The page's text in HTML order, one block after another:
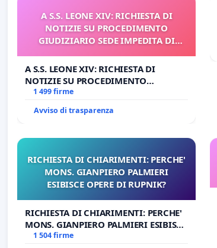
A S.S. LEONE XIV: RICHIESTA DI
NOTIZIE SU PROCEDIMENTO
GIUDIZIARIO SEDE IMPEDITA DI
A S.S. LEONE XIV: RICHIESTA DI
NOTIZIE SU PROCEDIMENTO
GIUDIZIARIO SEDE IMPEDITA DI
BENEDETTO XVI
1 499 firme
Avviso di trasparenza
RICHIESTA DI CHIARIMENTI: PERCHE'
MONS. GIANPIERO PALMIERI
ESIBISCE OPERE DI RUPNIK?
RICHIESTA DI CHIARIMENTI: PERCHE'
MONS. GIANPIERO PALMIERI ESIBISCE
OPERE DI RUPNIK?
1 504 firme